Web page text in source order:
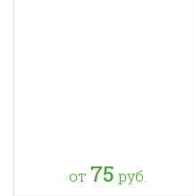
от 75 руб.